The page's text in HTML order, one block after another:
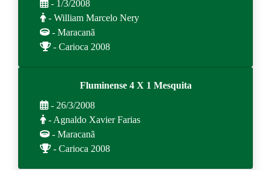
- 1/3/2008
- William Marcelo Nery
- Maracanã
- Carioca 2008
Fluminense 4 X 1 Mesquita
- 26/3/2008
- Agnaldo Xavier Farias
- Maracanã
- Carioca 2008